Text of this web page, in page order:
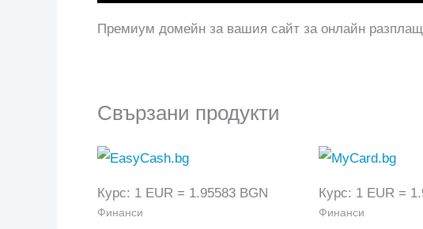
Премиум домейн за вашия сайт за онлайн
Свързани продукти
Курс: 1 EUR = 1.95583 BGN
Финанси
Курс: 1 EUR =
Финанси